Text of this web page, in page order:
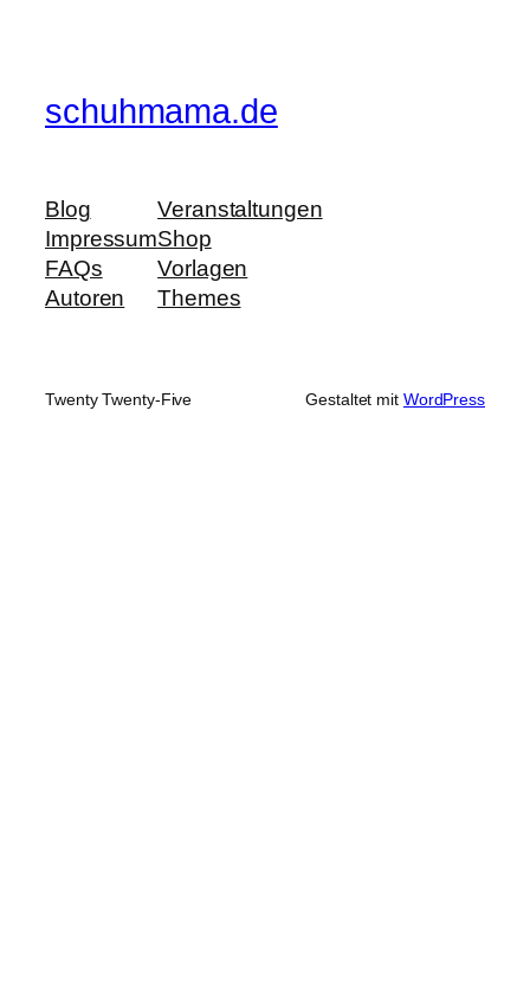
schuhmama.de
Blog
Impressum
FAQs
Autoren
Veranstaltungen
Shop
Vorlagen
Themes
Twenty Twenty-Five Gestaltet mit WordPress